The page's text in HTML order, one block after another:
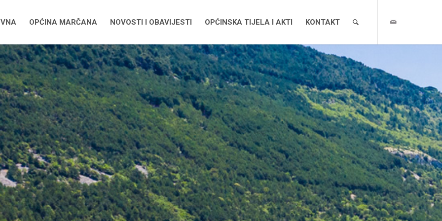
OPĆINA MARČANA NOVOSTI I OBAVIJESTI OPĆINSKA TIJELA I AKTI KONTAKT